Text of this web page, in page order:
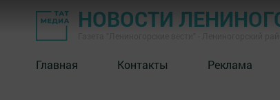
НОВОСТИ
Главная Контакты Реклама